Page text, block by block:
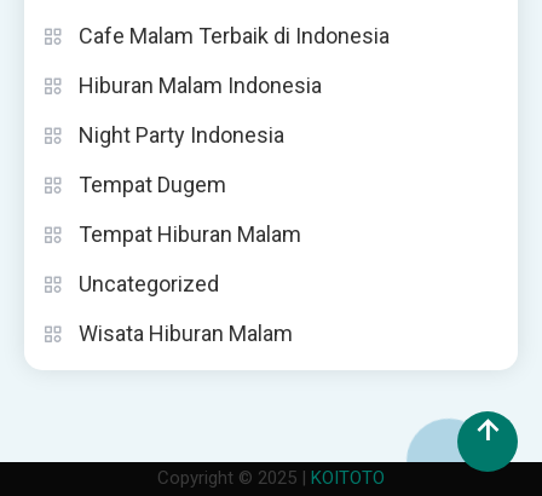
Cafe Malam Terbaik di Indonesia
Hiburan Malam Indonesia
Night Party Indonesia
Tempat Dugem
Tempat Hiburan Malam
Uncategorized
Wisata Hiburan Malam
Copyright © 2025 | KOITOTO